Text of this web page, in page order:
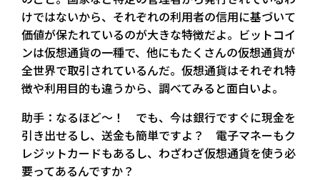
けではないから、それぞれの利用者の信用に基づいて
価値が保たれているのが大きな特徴だよ。ビットコイ
ンは仮想通貨の一種で、他にもたくさんの仮想通貨が
全世界で取引されているんだ。仮想通貨はそれぞれ特
徴や利用目的も違うから、調べてみると面白いよ。
助手：なるほど〜！ でも、今は銀行ですぐに現金を
引き出せるし、送金も簡単ですよ？ 電子マネーもク
レジットカードもあるし、わざわざ仮想通貨を使う必
要ってあるんですか？